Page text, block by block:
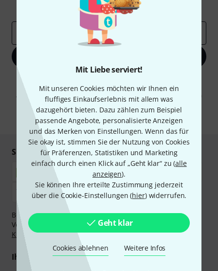
Mit Liebe serviert!
Mit unseren Cookies möchten wir Ihnen ein
fluffiges Einkaufserlebnis mit allem was
dazugehört bieten. Dazu zählen zum Beispiel
passende Angebote, personalisierte Anzeigen
und das Merken von Einstellungen. Wenn das für
Sie okay ist, stimmen Sie der Nutzung von Cookies
für Präferenzen, Statistiken und Marketing
einfach durch einen Klick auf „Geht klar“ zu (alle
anzeigen).
Sie können Ihre erteilte Zustimmung jederzeit
über die Cookie-Einstellungen (hier) widerrufen.
Geht klar
Cookies ablehnen Weitere Infos
Inspirierende Beiträge
Deals
Mit Klick auf „Jetzt anmelden“ stimmen Sie dem Erhalt von E-Mail-
Werbung und einer Messung des E-Mail-Nutzungsverhaltens zu. Die
Abmeldung ist jederzeit möglich. Weitere Informationen finden Sie in
unserenDatenschutzhinweisen.
* Pflichtfeld
Sicher einkaufen & bezahlen
Bezahlen Sie vertraulich und sicher per Nachnahme,
Vorkasse, PayPal, Amazon Pay,Klarna Sofort bezahlen
,
Klarna Ratenzahlungoder Kreditkarte.
Ihre Vorteile